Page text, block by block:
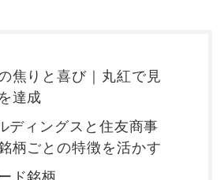
焦りと喜び｜丸紅で見
達成
ディングスと住友商事
柄ごとの特徴を活かす